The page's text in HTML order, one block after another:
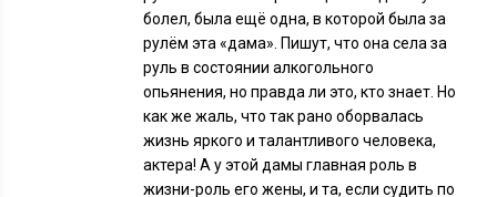
болел, была ещё одна, в которой была за
рулём эта «дама». Пишут, что она села за
руль в состоянии алкогольного
опьянения, но правда ли это, кто знает. Но
как же жаль, что так рано оборвалась
жизнь яркого и талантливого человека,
актера! А у этой дамы главная роль в
жизни-роль его жены, и та, если судить по